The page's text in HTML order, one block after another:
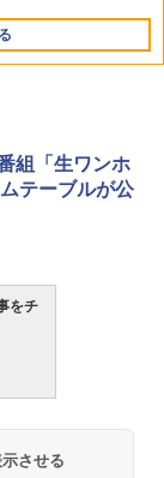
No.25 コル
上エアーHOP
ガスブロー
20式 5.56mm
バック
ート 水性プレ
レー 光沢 88ml
シールはがし
組「生ワンホ
テーブルが公
をチ
させる